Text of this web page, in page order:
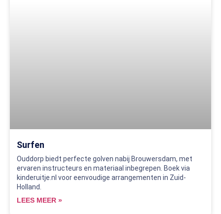
Surfen
Ouddorp biedt perfecte golven nabij Brouwersdam, met
ervaren instructeurs en materiaal inbegrepen. Boek via
kinderuitje.nl voor eenvoudige arrangementen in Zuid-
Holland.
LEES MEER »